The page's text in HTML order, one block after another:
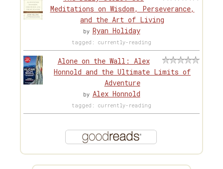
Meditations on Wisdom, Perseverance,
and the Art of Living
by Ryan Holiday
tagged: currently-reading
Alone on the Wall: Alex
Honnold and the Ultimate Limits of
Adventure
by Alex Honnold
tagged: currently-reading